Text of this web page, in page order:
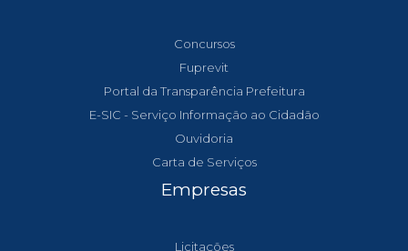
Concursos
Fuprevit
Portal da Transparência Prefeitura
E-SIC - Serviço Informação ao Cidadão
Ouvidoria
Carta de Serviços
Empresas
Licitações